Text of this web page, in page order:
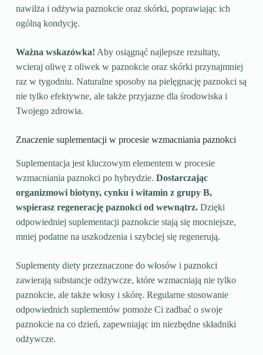
nawilża i odżywia paznokcie oraz skórki, poprawiając ich
ogólną kondycję.
Ważna wskazówka! Aby osiągnąć najlepsze rezultaty,
wcieraj oliwę z oliwek w paznokcie oraz skórki przynajmniej
raz w tygodniu. Naturalne sposoby na pielęgnację paznokci są
nie tylko efektywne, ale także przyjazne dla środowiska i
Twojego zdrowia.
Znaczenie suplementacji w procesie wzmacniania paznokci
Suplementacja jest kluczowym elementem w procesie
wzmacniania paznokci po hybrydzie. Dostarczając
organizmowi biotyny, cynku i witamin z grupy B,
wspierasz regenerację paznokci od wewnątrz.Dzięki
odpowiedniej suplementacji paznokcie stają się mocniejsze,
mniej podatne na uszkodzenia i szybciej się regenerują.
Suplementy diety przeznaczone do włosów i paznokci
zawierają substancje odżywcze, które wzmacniają nie tylko
paznokcie, ale także włosy i skórę. Regularne stosowanie
odpowiednich suplementów pomoże Ci zadbać o swoje
paznokcie na co dzień, zapewniając im niezbędne składniki
odżywcze.